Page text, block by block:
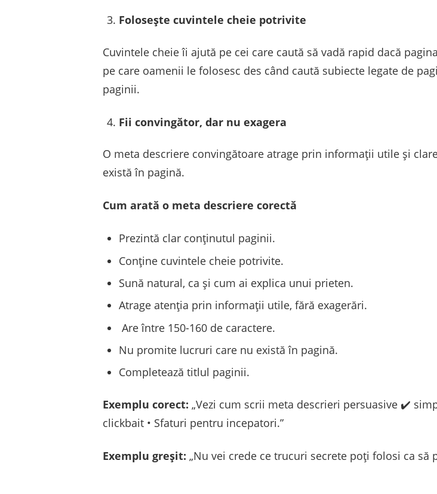
Folosește cuvintele cheie potrivite
Cuvintele cheie îi ajută pe cei care caută să vadă rapid dacă
pe care oamenii le folosesc des când caută subiecte legate de
paginii.
Fii convingător, dar nu exagera
O meta descriere convingătoare atrage prin informații utile și
există în pagină.
Cum arată o meta descriere corectă
Prezintă clar conținutul paginii.
Conține cuvintele cheie potrivite.
Sună natural, ca și cum ai explica unui prieten.
Atrage atenția prin informații utile, fără exagerări.
Are între 150-160 de caractere.
Nu promite lucruri care nu există în pagină.
Completează titlul paginii.
Exemplu corect: „Vezi cum scrii meta descrieri persuasive ✔️
clickbait • Sfaturi pentru incepatori.”
Exemplu greșit: „Nu vei crede ce trucuri secrete poți folosi ca